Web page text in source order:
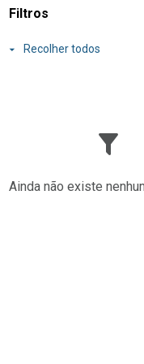
Filtros
Recolher todos
Ainda não existe